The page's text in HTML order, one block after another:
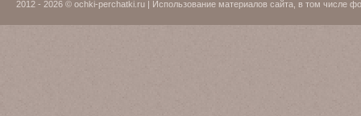
2012 - 2026 © ochki-perchatki.ru | Использование материалов сайта, в том числе